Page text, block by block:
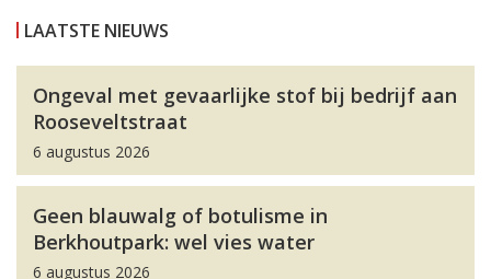
LAATSTE NIEUWS
Ongeval met gevaarlijke stof bij bedrijf aan
Rooseveltstraat
6 augustus 2026
Geen blauwalg of botulisme in
Berkhoutpark: wel vies water
6 augustus 2026